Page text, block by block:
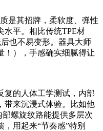
是其招牌，柔软度、弹性
水平。相比传统TPE材
也不易变形。器具大师
！），手感确实细腻得让
复的人体工学测试，内部
带来沉浸式体验。比如他
部螺旋纹路能提供多层次
用起来“节奏感”特别